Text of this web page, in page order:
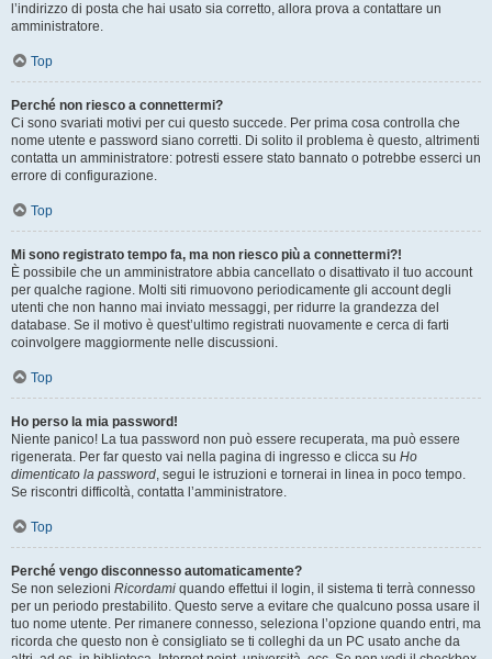
l’indirizzo di posta che hai usato sia corretto, allora prova a contattare un
amministratore.
Top
Perché non riesco a connettermi?
Ci sono svariati motivi per cui questo succede. Per prima cosa controlla che
nome utente e password siano corretti. Di solito il problema è questo, altrimenti
contatta un amministratore: potresti essere stato bannato o potrebbe esserci un
errore di configurazione.
Top
Mi sono registrato tempo fa, ma non riesco più a connettermi?!
È possibile che un amministratore abbia cancellato o disattivato il tuo account
per qualche ragione. Molti siti rimuovono periodicamente gli account degli
utenti che non hanno mai inviato messaggi, per ridurre la grandezza del
database. Se il motivo è quest’ultimo registrati nuovamente e cerca di farti
coinvolgere maggiormente nelle discussioni.
Top
Ho perso la mia password!
Niente panico! La tua password non può essere recuperata, ma può essere
rigenerata. Per far questo vai nella pagina di ingresso e clicca su Ho
dimenticato la password, segui le istruzioni e tornerai in linea in poco tempo.
Se riscontri difficoltà, contatta l’amministratore.
Top
Perché vengo disconnesso automaticamente?
Se non selezioni Ricordami quando effettui il login, il sistema ti terrà connesso
per un periodo prestabilito. Questo serve a evitare che qualcuno possa usare il
tuo nome utente. Per rimanere connesso, seleziona l’opzione quando entri, ma
ricorda che questo non è consigliato se ti colleghi da un PC usato anche da